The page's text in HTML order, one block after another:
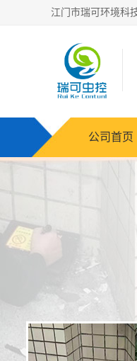
公司首页